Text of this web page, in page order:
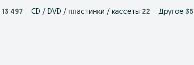
13 497 CD / DVD / пластинки / кассеты 22 Другое 35